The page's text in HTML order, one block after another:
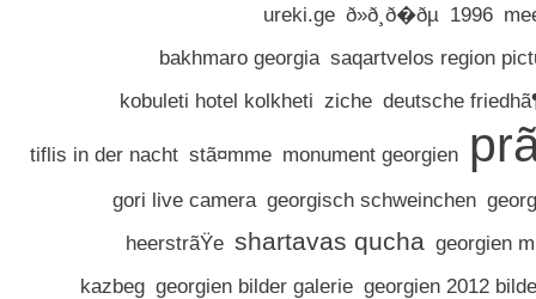
ureki.ge ð»ð¸ð�ðµ 1996
bakhmaro georgia saqartvelos region
kobuleti hotel kolkheti ziche deutsche
tiflis in der nacht stã¤mme monument georgien
gori live camera georgisch schweinchen
heerstrãŸe shartavas qucha georgien
kazbeg georgien bilder galerie georgien 2012